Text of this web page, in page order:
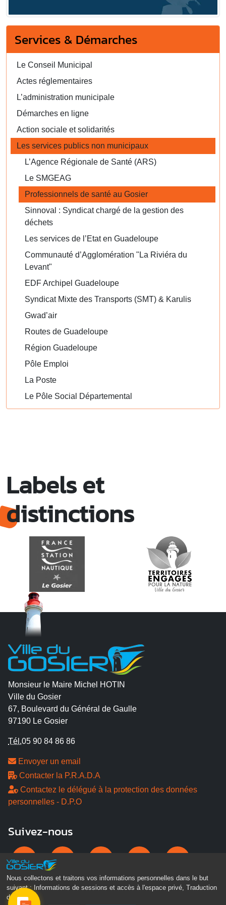
Nous collectons et traitons vos informations personnelles dans le but
suivant :
Informations de sessions et accès à l'espace privé, Traduction
des pages .
Services & Démarches
Le Conseil Municipal
Actes réglementaires
L’administration municipale
Démarches en ligne
Action sociale et solidarités
Les services publics non municipaux
L’Agence Régionale de Santé (ARS)
Le SMGEAG
Professionnels de santé au Gosier
Sinnoval : Syndicat chargé de la gestion des
déchets
Les services de l’Etat en Guadeloupe
Communauté d’Agglomération "La Riviéra du
Levant"
EDF Archipel Guadeloupe
Syndicat Mixte des Transports (SMT) & Karulis
Gwad’air
Routes de Guadeloupe
Région Guadeloupe
Pôle Emploi
La Poste
Le Pôle Social Départemental
Labels et
distinctions
Monsieur le Maire Michel HOTIN
Ville du Gosier
67, Boulevard du Général de Gaulle
97190 Le Gosier
Tél.05 90 84 86 86
Envoyer un email
Contacter la P.R.A.D.A
Contactez le délégué à la protection des données
personnelles - D.P.O
Suivez-nous